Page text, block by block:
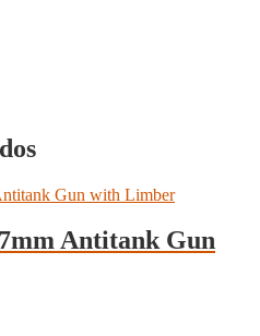
Antitank Gun